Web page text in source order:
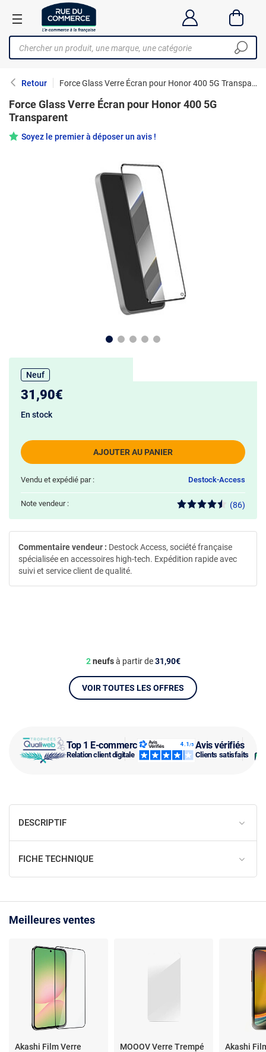
Retour Force Glass Verre Écran pour Honor 400 5G Transparent
Top 1 E-commerce
Relation client digitale
Avis vérifiés
Clients satisfaits
Force Glass Verre Écran pour Honor 400 5G
Transparent
Soyez le premier à déposer un avis !
Neuf
31,90€
AJOUTER AU PANIER
En stock
Vendu et expédié par : Destock-Access
Note vendeur : (86)
2neufsà partir de31,90€
VOIR TOUTES LES OFFRES
Commentaire vendeur : Destock Access, société française
spécialisée en accessoires high-tech. Expédition rapide avec
suivi et service client de qualité.
DESCRIPTIF
FICHE TECHNIQUE
Meilleures ventes
Akashi Film Verre
MOOOV Verre Trempé
Akashi